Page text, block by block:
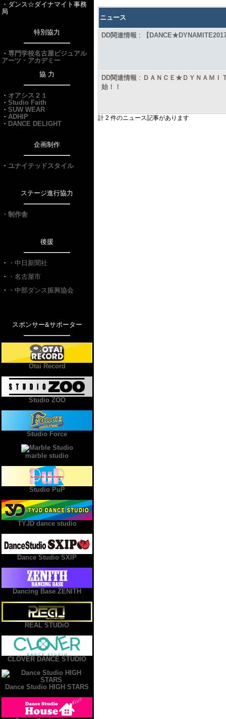
・ダンス☆ダイナマイト事務
局
特別協力
・ 専門学校名古屋ビジュアル
アーツ・アカデミー
協 力
・ オアシス２１
・ Studio Faith
・ SUW WEAR
・ ADHIP
・ DANCE DELIGHT
企画制作
・ ユナイテッドスタイル
ステージ進行協力
・制作舎
後援
・
・中日新聞社
・
・名古屋市
・
・中部ダンス振興協会
スポンサー&サポーター
Otai Record
Studio ZOO
Studio Force
marble studio
Studio PuP
TYJD dance studio
Dance Studio SXIP
Dancing Base ZENITH
REAL STUDiO
CLOVER DANCE STUDIO
Dance Studio HIGH STARS
ニュース
DD関連情報 : 【
DD関連情報 : ＤＡＮＣＥ★ＤＹＮＡＭＩ
始！！
計 2 件のニュース記事があります